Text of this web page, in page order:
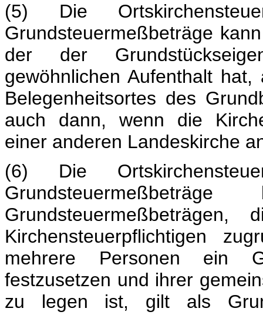
(5) Die
Grundsteuermeßbeträge
der der
gewöhnlichen Aufenthalt
Belegenheitsortes des
auch dann, wenn die
einer anderen Landeskirche
(6) Die
Kirchensteuerpflichtigen
mehrere Personen ein
festzusetzen und ihrer
zu legen ist, gilt als